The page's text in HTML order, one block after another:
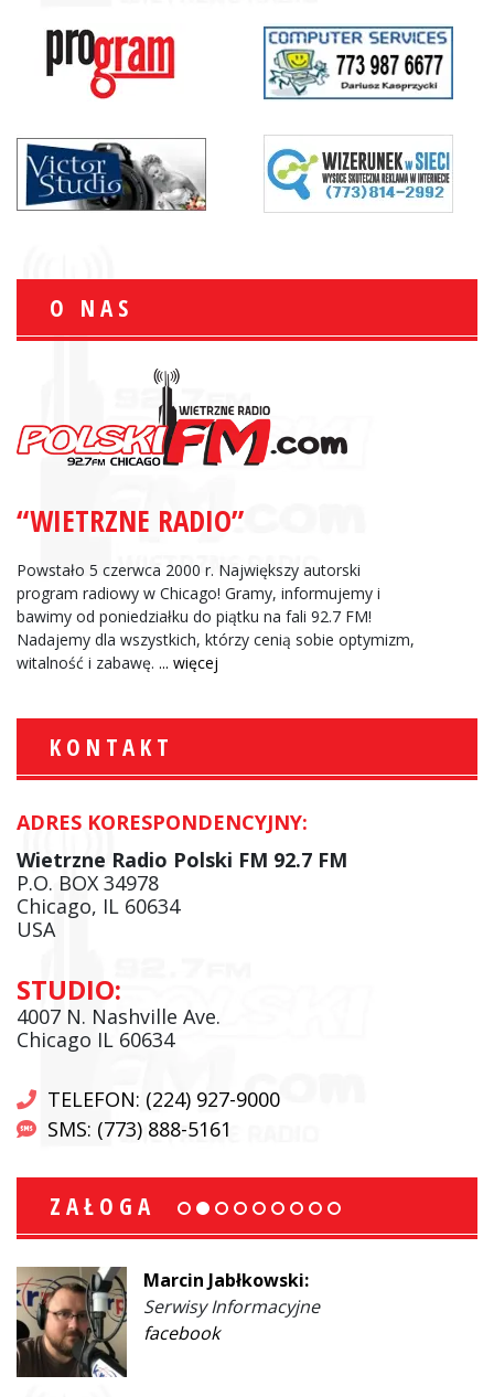
O NAS
“WIETRZNE RADIO”
Powstało 5 czerwca 2000 r. Największy autorski
program radiowy w Chicago! Gramy, informujemy i
bawimy od poniedziałku do piątku na fali 92.7 FM!
Nadajemy dla wszystkich, którzy cenią sobie optymizm,
witalność i zabawę. ... więcej
KONTAKT
ADRES KORESPONDENCYJNY:
Wietrzne Radio Polski FM 92.7 FM
P.O. BOX 34978
Chicago, IL 60634
USA
STUDIO:
4007 N. Nashville Ave.
Chicago IL 60634
TELEFON: (224) 927-9000
SMS: (773) 888-5161
ZAŁOGA
Marcin Jabłkowski:
Serwisy Informacyjne
facebook